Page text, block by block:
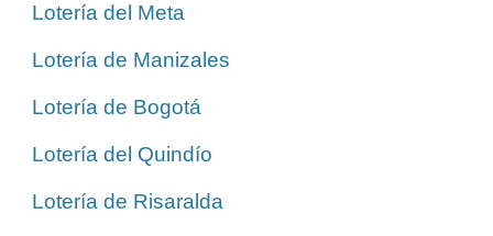
Lotería del Meta
Lotería de Manizales
Lotería de Bogotá
Lotería del Quindío
Lotería de Risaralda